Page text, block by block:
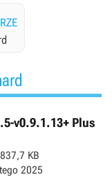
v0.9.1.13+ Plus
837,7 KB
2025